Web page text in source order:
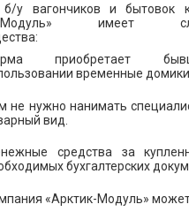
б/у вагончиков и бытовок
Модуль» имеет
приобретает
временные
не нужно нанимать
вид.
средства за
бухгалтерских
«Арктик-Модуль»